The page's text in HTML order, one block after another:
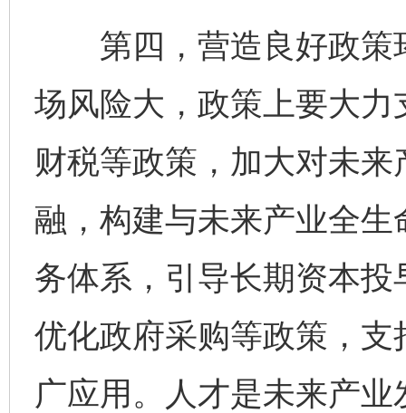
第四，营造良好政策
场风险大，政策上要大
财税等政策，加大对未
融，构建与未来产业全
务体系，引导长期资本
优化政府采购等政策，
广应用。人才是未来产